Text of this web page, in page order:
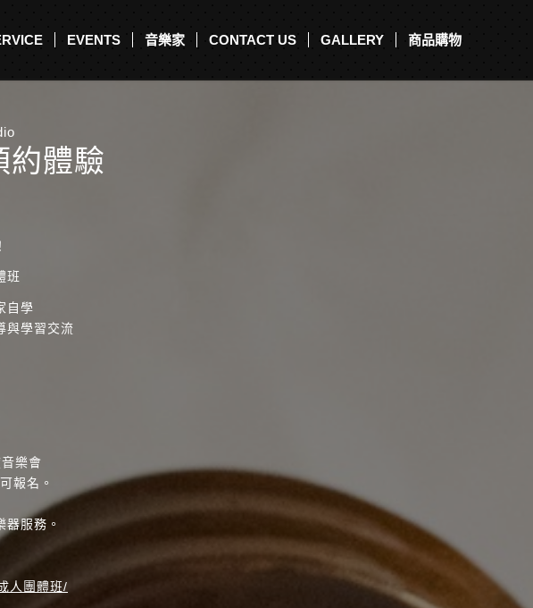
EVENTS 音樂家 CONTACT US GALLERY 商品購物
約體驗
班
自學
與學習交流
樂會
報名。
服務。
人團體班/